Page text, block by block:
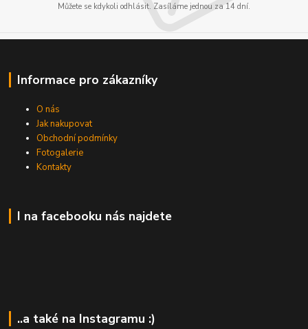
Můžete se kdykoli odhlásit. Zasíláme jednou za 14 dní.
Informace pro zákazníky
O nás
Jak nakupovat
Obchodní podmínky
Fotogalerie
Kontakty
I na facebooku nás najdete
..a také na Instagramu :)